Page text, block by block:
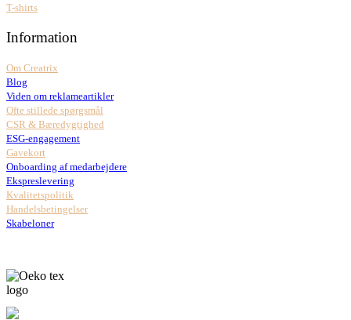
T-shirts
Information
Om Creatrix
Blog
Viden om reklameartikler
Ofte stillede spørgsmål
CSR & Bæredygtighed
ESG-engagement
Gavekort
Onboarding af medarbejdere
Ekspreslevering
Kvalitetspolitik
Handelsbetingelser
Skabeloner